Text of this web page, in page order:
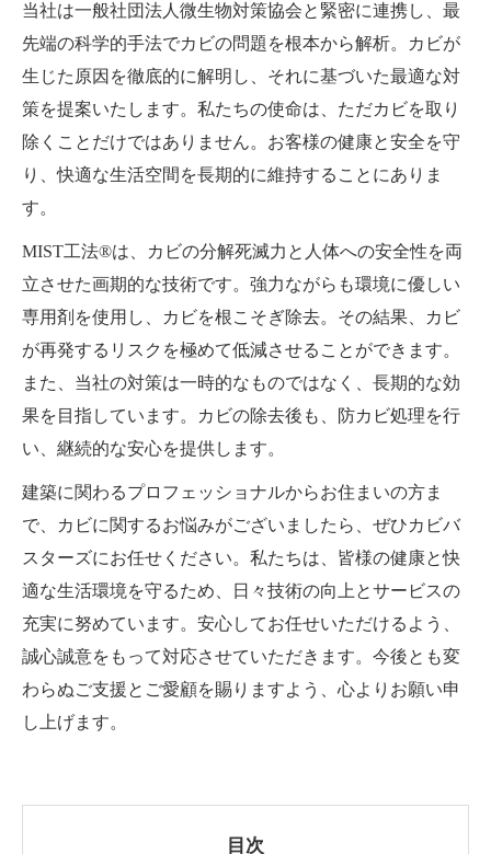
当社は一般社団法人微生物対策協会と緊密に連携し、最
先端の科学的手法でカビの問題を根本から解析。カビが
生じた原因を徹底的に解明し、それに基づいた最適な対
策を提案いたします。私たちの使命は、ただカビを取り
除くことだけではありません。お客様の健康と安全を守
り、快適な生活空間を長期的に維持することにありま
す。
MIST工法®は、カビの分解死滅力と人体への安全性を両
立させた画期的な技術です。強力ながらも環境に優しい
専用剤を使用し、カビを根こそぎ除去。その結果、カビ
が再発するリスクを極めて低減させることができます。
また、当社の対策は一時的なものではなく、長期的な効
果を目指しています。カビの除去後も、防カビ処理を行
い、継続的な安心を提供します。
建築に関わるプロフェッショナルからお住まいの方ま
で、カビに関するお悩みがございましたら、ぜひカビバ
スターズにお任せください。私たちは、皆様の健康と快
適な生活環境を守るため、日々技術の向上とサービスの
充実に努めています。安心してお任せいただけるよう、
誠心誠意をもって対応させていただきます。今後とも変
わらぬご支援とご愛顧を賜りますよう、心よりお願い申
し上げます。
目次